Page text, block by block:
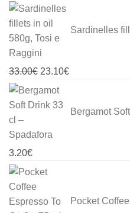
Sardinelles
33.00€ Original
price
was:
23.10€Current
23.10€.
Bergamot
3.20€
Pocket